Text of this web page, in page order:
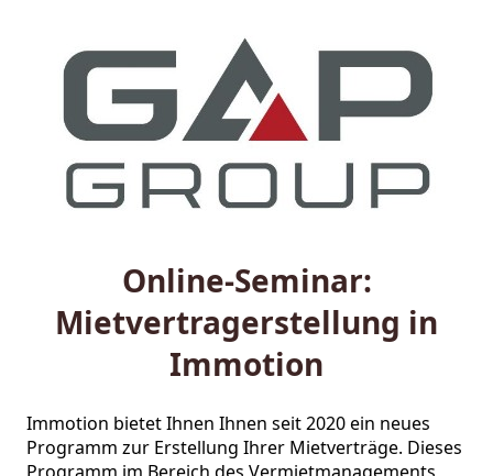
Online-Seminar:
Mietvertragerstellung in
Immotion
Immotion bietet Ihnen Ihnen seit 2020 ein neues
Programm zur Erstellung Ihrer Mietverträge. Dieses